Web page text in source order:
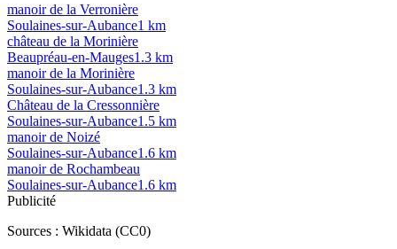
manoir de la Verronière
Soulaines-sur-Aubance1 km
château de la Morinière
Beaupréau-en-Mauges1.3 km
manoir de la Morinière
Soulaines-sur-Aubance1.3 km
Château de la Cressonnière
Soulaines-sur-Aubance1.5 km
manoir de Noizé
Soulaines-sur-Aubance1.6 km
manoir de Rochambeau
Soulaines-sur-Aubance1.6 km
Publicité
Sources : Wikidata (CC0)